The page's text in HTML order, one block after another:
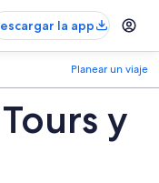
la app
Planear un viaje
y